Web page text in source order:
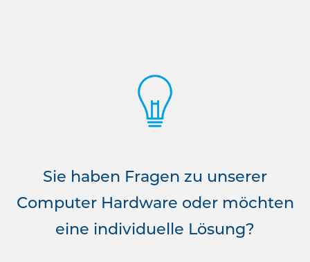
Sie haben Fragen zu unserer
Computer Hardware oder möchten
eine individuelle Lösung?